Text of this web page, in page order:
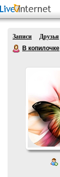
Записи Друзья
В копилочке